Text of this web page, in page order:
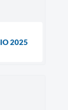
2025